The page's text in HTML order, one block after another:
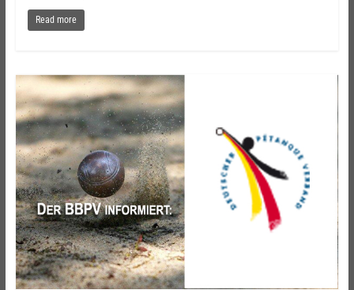
Read more